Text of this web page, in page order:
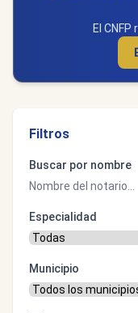
El
Filtros
Buscar por nombre
Especialidad
Municipio